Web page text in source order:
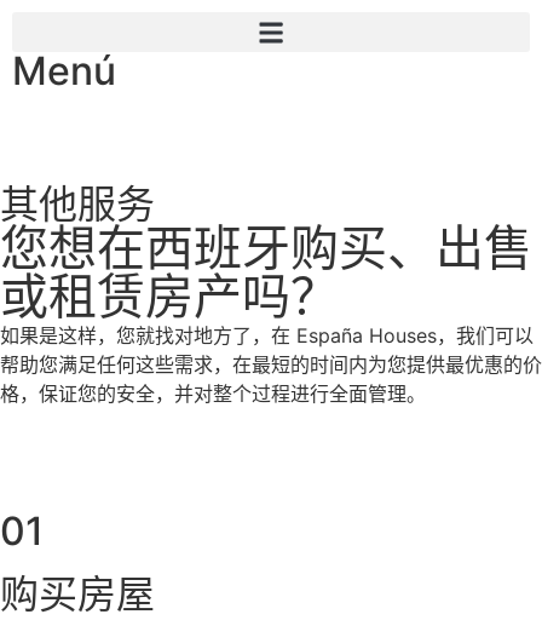
Menú
其他服务
您想在西班牙购买、出售
或租赁房产吗？
如果是这样，您就找对地方了，在 España Houses，我们可以
帮助您满足任何这些需求，在最短的时间内为您提供最优惠的价
格，保证您的安全，并对整个过程进行全面管理。
01
购买房屋